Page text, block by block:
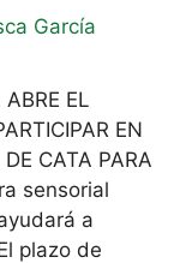
García
EL
EN
CATA PARA
sensorial
a
plazo de